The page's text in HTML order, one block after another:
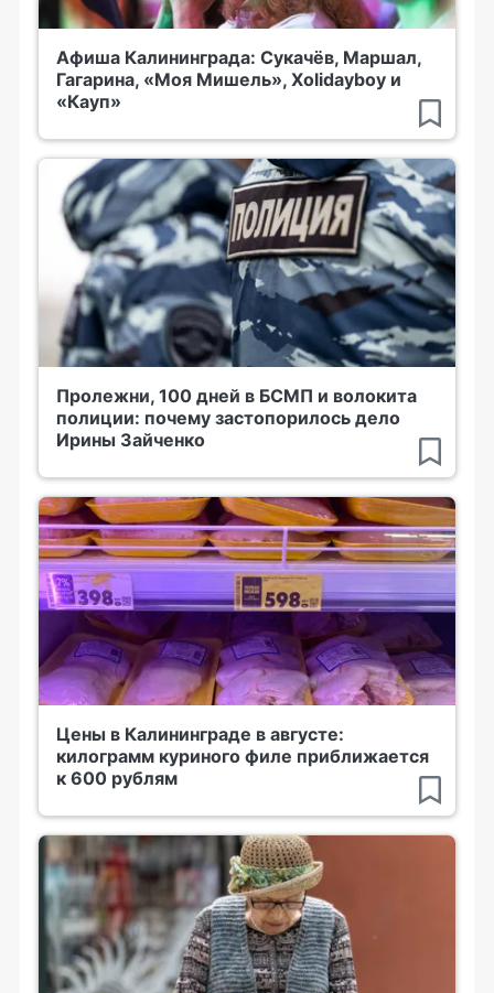
Афиша Калининграда: Сукачёв, Маршал,
Гагарина, «Моя Мишель», Xolidayboy и
«Кауп»
Пролежни, 100 дней в БСМП и волокита
полиции: почему застопорилось дело
Ирины Зайченко
Цены в Калининграде в августе:
килограмм куриного филе приближается
к 600 рублям